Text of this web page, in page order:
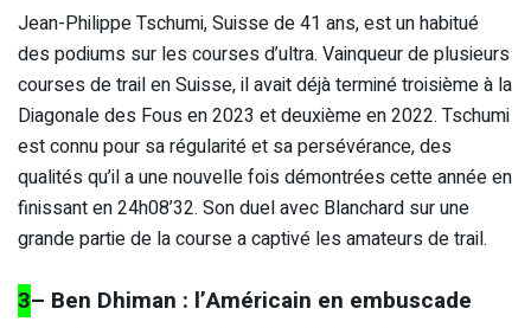
Jean-Philippe Tschumi, Suisse de 41 ans, est un habitué
des podiums sur les courses d’ultra. Vainqueur de plusieurs
courses de trail en Suisse, il avait déjà terminé troisième à la
Diagonale des Fous en 2023 et deuxième en 2022. Tschumi
est connu pour sa régularité et sa persévérance, des
qualités qu’il a une nouvelle fois démontrées cette année en
finissant en 24h08’32. Son duel avec Blanchard sur une
grande partie de la course a captivé les amateurs de trail.
3– Ben Dhiman : l’Américain en embuscade